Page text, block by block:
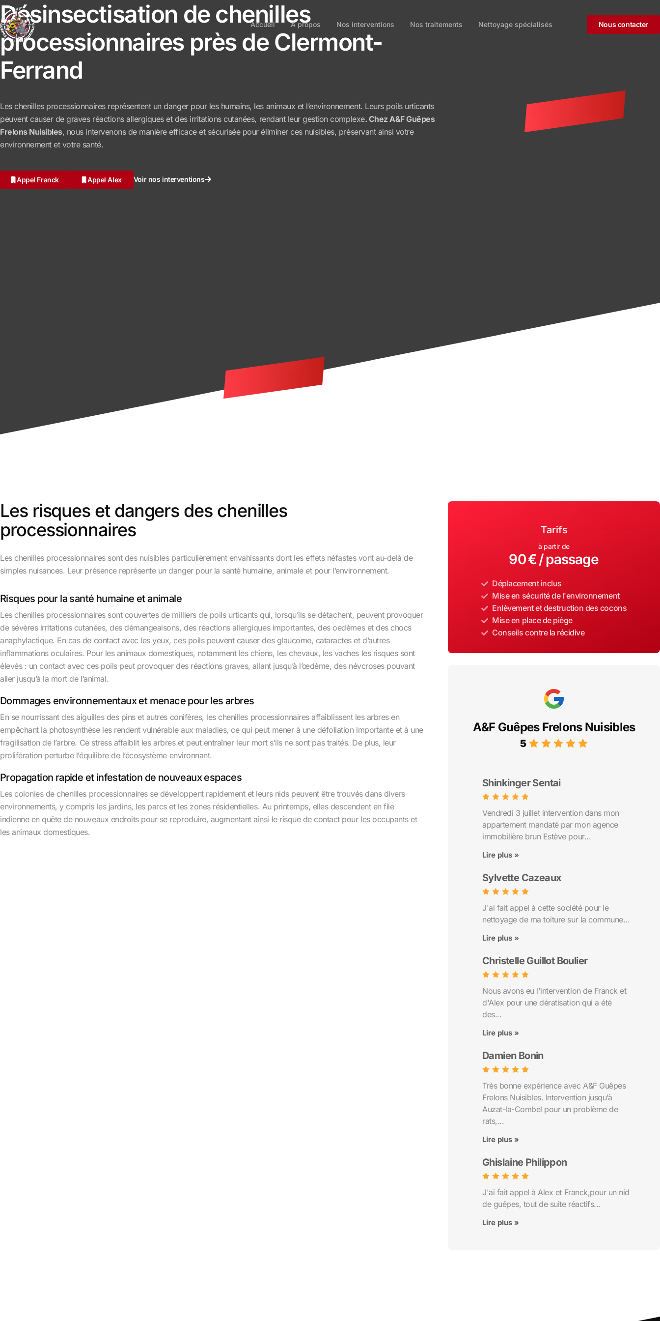
Accueil À propos Nos interventions Nos traitements Nettoyage spécialisés Nous contacter
Désinsectisation de chenilles
processionnaires près de Clermont-
Ferrand
Les chenilles processionnaires représentent un danger pour les humains, les animaux et l’environnement. Leurs poils urticants
peuvent causer de graves réactions allergiques et des irritations cutanées, rendant leur gestion complexe. Chez A&F Guêpes
Frelons Nuisibles, nous intervenons de manière efficace et sécurisée pour éliminer ces nuisibles, préservant ainsi votre
environnement et votre santé.
Appel Franck Appel Alex Voir nos interventions
Les risques et dangers des chenilles
processionnaires
Les chenilles processionnaires sont des nuisibles particulièrement envahissants dont les effets néfastes vont au-delà de
simples nuisances. Leur présence représente un danger pour la santé humaine, animale et pour l’environnement.
Risques pour la santé humaine et animale
Les chenilles processionnaires sont couvertes de milliers de poils urticants qui, lorsqu’ils se détachent, peuvent provoquer
de sévères irritations cutanées, des démangeaisons, des réactions allergiques importantes, des oedèmes et des chocs
anaphylactique. En cas de contact avec les yeux, ces poils peuvent causer des glaucome, cataractes et d’autres
inflammations oculaires. Pour les animaux domestiques, notamment les chiens, les chevaux, les vaches les risques sont
élevés : un contact avec ces poils peut provoquer des réactions graves, allant jusqu’à l’œdème, des névcroses pouvant
aller jusqu’à la mort de l’animal.
Dommages environnementaux et menace pour les arbres
En se nourrissant des aiguilles des pins et autres conifères, les chenilles processionnaires affaiblissent les arbres en
empêchant la photosynthèse les rendent vulnérable aux maladies, ce qui peut mener à une défoliation importante et à une
fragilisation de l’arbre. Ce stress affaiblit les arbres et peut entraîner leur mort s’ils ne sont pas traités. De plus, leur
prolifération perturbe l’équilibre de l’écosystème environnant.
Propagation rapide et infestation de nouveaux espaces
Les colonies de chenilles processionnaires se développent rapidement et leurs nids peuvent être trouvés dans divers
environnements, y compris les jardins, les parcs et les zones résidentielles. Au printemps, elles descendent en file
indienne en quête de nouveaux endroits pour se reproduire, augmentant ainsi le risque de contact pour les occupants et
les animaux domestiques.
Tarifs
à partir de
90 € / passage
Déplacement inclus
Mise en sécurité de l'environnement
Enlèvement et destruction des cocons
Mise en place de piège
Conseils contre la récidive
A&F Guêpes Frelons Nuisibles
5
Shinkinger Sentai
Vendredi 3 juillet intervention dans mon
appartement mandaté par mon agence
immobilière brun Estève pour...
Lire plus »
Sylvette Cazeaux
J'ai fait appel à cette société pour le
nettoyage de ma toiture sur la commune...
Lire plus »
Christelle Guillot Boulier
Nous avons eu l'intervention de Franck et
d'Alex pour une dératisation qui a été
des...
Lire plus »
Damien Bonin
Très bonne expérience avec A&F Guêpes
Frelons Nuisibles. Intervention jusqu’à
Auzat-la-Combel pour un problème de
rats,...
Lire plus »
Ghislaine Philippon
J'ai fait appel à Alex et Franck,pour un nid
de guêpes, tout de suite réactifs...
Lire plus »